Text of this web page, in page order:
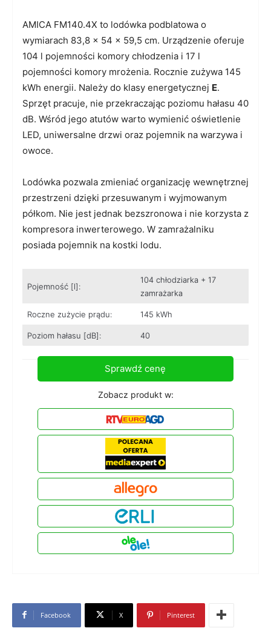
AMICA FM140.4X to lodówka podblatowa o
wymiarach 83,8 x 54 x 59,5 cm. Urządzenie oferuje
104 l pojemności komory chłodzenia i 17 l
pojemności komory mrożenia. Rocznie zużywa 145
kWh energii. Należy do klasy energetycznej E.
Sprzęt pracuje, nie przekraczając poziomu hałasu 40
dB. Wśród jego atutów warto wymienić oświetlenie
LED, uniwersalne drzwi oraz pojemnik na warzywa i
owoce.
Lodówka pozwala zmieniać organizację wewnętrznej
przestrzeni dzięki przesuwanym i wyjmowanym
półkom. Nie jest jednak bezszronowa i nie korzysta z
kompresora inwerterowego. W zamrażalniku
posiada pojemnik na kostki lodu.
Pojemność [l]:
104 chłodziarka + 17
zamrażarka
Roczne zużycie prądu: 145 kWh
Poziom hałasu [dB]: 40
Sprawdź cenę
Zobacz produkt w:
Facebook X Pinterest